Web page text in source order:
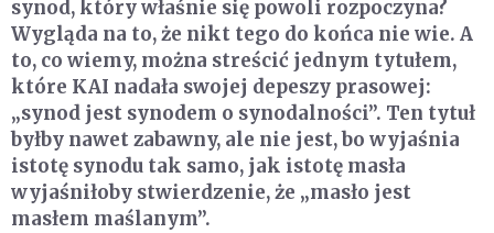
synod, który właśnie się powoli rozpoczyna?
Wygląda na to, że nikt tego do końca nie wie. A
to, co wiemy, można streścić jednym tytułem,
które KAI nadała swojej depeszy prasowej:
„synod jest synodem o synodalności”. Ten tytuł
byłby nawet zabawny, ale nie jest, bo wyjaśnia
istotę synodu tak samo, jak istotę masła
wyjaśniłoby stwierdzenie, że „masło jest
masłem maślanym”.